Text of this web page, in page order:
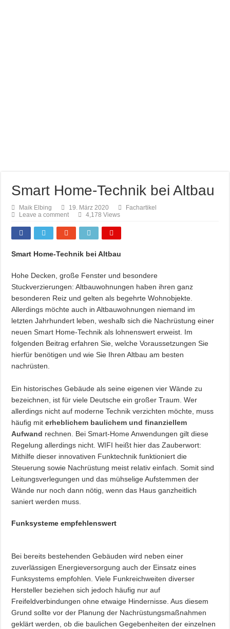
Smart Home-Technik bei Altbau
Maik Elbing 19. März 2020
Fachartikel
Leave a comment
4,178 Views
Smart Home-Technik bei Altbau
Hohe Decken, große Fenster und besondere
Stuckverzierungen: Altbauwohnungen haben ihren ganz
besonderen Reiz und gelten als begehrte Wohnobjekte.
Allerdings möchte auch in Altbauwohnungen niemand im
letzten Jahrhundert leben, weshalb sich die Nachrüstung einer
neuen Smart Home-Technik als lohnenswert erweist. Im
folgenden Beitrag erfahren Sie, welche Voraussetzungen Sie
hierfür benötigen und wie Sie Ihren Altbau am besten
nachrüsten.
Ein historisches Gebäude als seine eigenen vier Wände zu
bezeichnen, ist für viele Deutsche ein großer Traum. Wer
allerdings nicht auf moderne Technik verzichten möchte, muss
häufig miterheblichem baulichem und finanziellem
Aufwand rechnen. Bei Smart-Home Anwendungen gilt diese
Regelung allerdings nicht. WIFI heißt hier das Zauberwort:
Mithilfe dieser innovativen Funktechnik funktioniert die
Steuerung sowie Nachrüstung meist relativ einfach. Somit sind
Leitungsverlegungen und das mühselige Aufstemmen der
Wände nur noch dann nötig, wenn das Haus ganzheitlich
saniert werden muss.
Funksysteme empfehlenswert
Bei bereits bestehenden Gebäuden wird neben einer
zuverlässigen Energieversorgung auch der Einsatz eines
Funksystems empfohlen. Viele Funkreichweiten diverser
Hersteller beziehen sich jedoch häufig nur auf
Freifeldverbindungen ohne etwaige Hindernisse. Aus diesem
Grund sollte vor der Planung der Nachrüstungsmaßnahmen
geklärt werden, ob die baulichen Gegebenheiten der einzelnen